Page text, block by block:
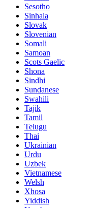
Sesotho
Sinhala
Slovak
Slovenian
Somali
Samoan
Scots Gaelic
Shona
Sindhi
Sundanese
Swahili
Tajik
Tamil
Telugu
Thai
Ukrainian
Urdu
Uzbek
Vietnamese
Welsh
Xhosa
Yiddish